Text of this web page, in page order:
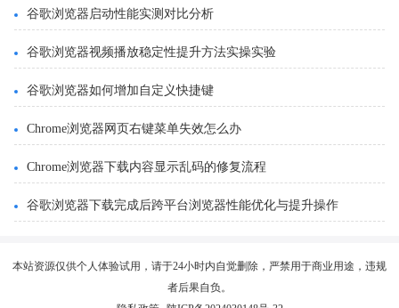
谷歌浏览器启动性能实测对比分析
谷歌浏览器视频播放稳定性提升方法实操实验
谷歌浏览器如何增加自定义快捷键
Chrome浏览器网页右键菜单失效怎么办
Chrome浏览器下载内容显示乱码的修复流程
谷歌浏览器下载完成后跨平台浏览器性能优化与提升操作
本站资源仅供个人体验试用，请于24小时内自觉删除，严禁用于商业用途，违规
者后果自负。